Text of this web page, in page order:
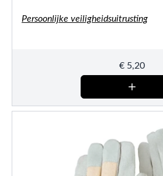
Persoonlijke veiligheidsuitrusting
€ 5,20